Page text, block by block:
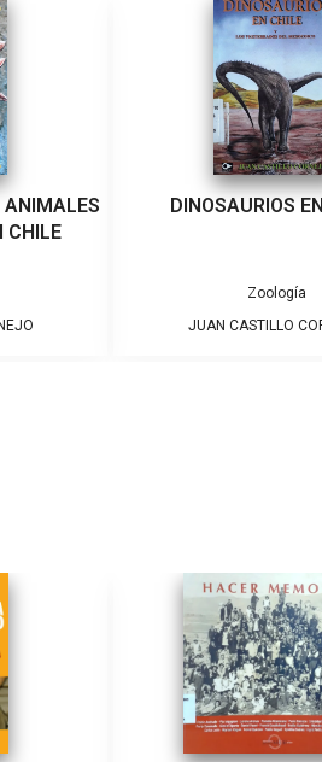
ANIMALES
CHILE
DINOSAURIOS
Zoología
JUAN CASTILLO